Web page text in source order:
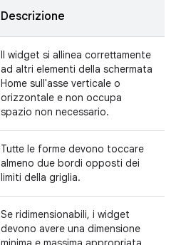
Descrizione
Il widget si allinea correttamente
ad altri elementi della schermata
Home sull'asse verticale o
orizzontale e non occupa
spazio non necessario.
Tutte le forme devono toccare
almeno due bordi opposti dei
limiti della griglia.
Se ridimensionabili, i widget
devono avere una dimensione